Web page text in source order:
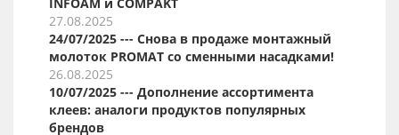
27.08.2025
24/07/2025 --- Снова в продаже монтажный
молоток PROMAT со сменными насадками!
26.08.2025
10/07/2025 --- Дополнение ассортимента
клеев: аналоги продуктов популярных
брендов